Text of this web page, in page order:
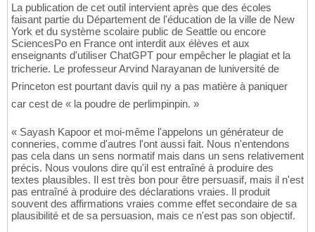
La publication de cet outil intervient après que des écoles
faisant partie du Département de l'éducation de la ville de New
York et du système scolaire public de Seattle ou encore
SciencesPo en France ont interdit aux élèves et aux
enseignants d'utiliser ChatGPT pour empêcher le plagiat et la
tricherie. Le professeur Arvind Narayanan de luniversité de
Princeton est pourtant davis quil ny a pas matière à paniquer
car cest de « la poudre de perlimpinpin. »
« Sayash Kapoor et moi-même l'appelons un générateur de
conneries, comme d'autres l'ont aussi fait. Nous n'entendons
pas cela dans un sens normatif mais dans un sens relativement
précis. Nous voulons dire qu'il est entraîné à produire des
textes plausibles. Il est très bon pour être persuasif, mais il n'est
pas entraîné à produire des déclarations vraies. Il produit
souvent des affirmations vraies comme effet secondaire de sa
plausibilité et de sa persuasion, mais ce n'est pas son objectif.